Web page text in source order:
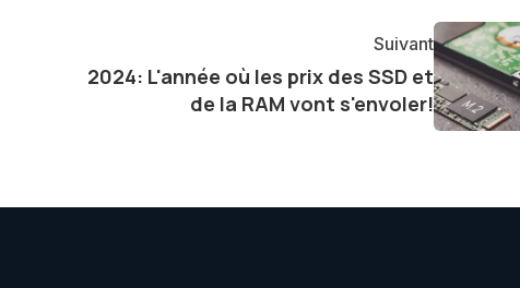
Suivant
2024: L'année où les prix des SSD et
de la RAM vont s'envoler!